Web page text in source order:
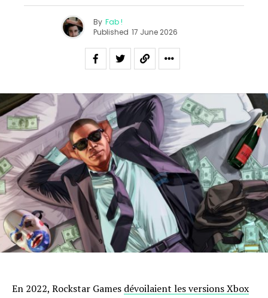
By Fab !
Published 17 June 2026
En 2022, Rockstar Games dévoilaient les versions Xbox